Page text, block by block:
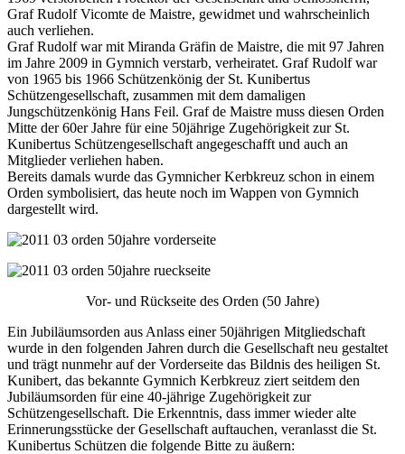
Graf Rudolf Vicomte de Maistre, gewidmet und wahrscheinlich
auch verliehen.
Graf Rudolf war mit Miranda Gräfin de Maistre, die mit 97 Jahren
im Jahre 2009 in Gymnich verstarb, verheiratet. Graf Rudolf war
von 1965 bis 1966 Schützenkönig der St. Kunibertus
Schützengesellschaft, zusammen mit dem damaligen
Jungschützenkönig Hans Feil. Graf de Maistre muss diesen Orden
Mitte der 60er Jahre für eine 50jährige Zugehörigkeit zur St.
Kunibertus Schützengesellschaft angegeschafft und auch an
Mitglieder verliehen haben.
Bereits damals wurde das Gymnicher Kerbkreuz schon in einem
Orden symbolisiert, das heute noch im Wappen von Gymnich
dargestellt wird.
Vor- und Rückseite des Orden (50 Jahre)
Ein Jubiläumsorden aus Anlass einer 50jährigen Mitgliedschaft
wurde in den folgenden Jahren durch die Gesellschaft neu gestaltet
und trägt nunmehr auf der Vorderseite das Bildnis des heiligen St.
Kunibert, das bekannte Gymnich Kerbkreuz ziert seitdem den
Jubiläumsorden für eine 40-jährige Zugehörigkeit zur
Schützengesellschaft. Die Erkenntnis, dass immer wieder alte
Erinnerungsstücke der Gesellschaft auftauchen, veranlasst die St.
Kunibertus Schützen die folgende Bitte zu äußern: